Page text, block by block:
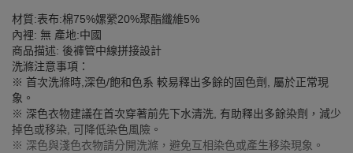
材質:表布:棉75%嫘縈20%聚酯纖維5%
內裡: 無 產地:中國
商品描述: 後褲管中線拼接設計
洗滌注意事項：
※ 首次洗滌時,深色/飽和色系 較易釋出多餘的固色劑, 屬於正常現
象。
※ 深色衣物建議在首次穿著前先下水清洗, 有助釋出多餘染劑，減少
掉色或移染, 可降低染色風險。
※ 深色與淺色衣物請分開洗滌，避免互相染色或產生移染現象。